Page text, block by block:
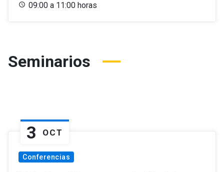
09:00 a 11:00 horas
Seminarios
3 OCT
Conferencias